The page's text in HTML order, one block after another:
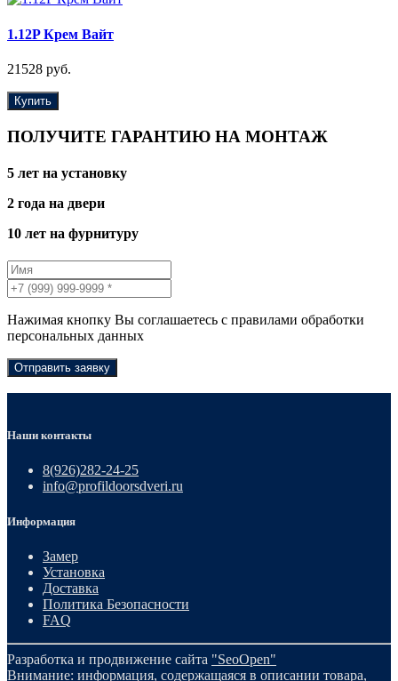
1.12P Крем Вайт
21528 руб.
Купить
ПОЛУЧИТЕ ГАРАНТИЮ НА МОНТАЖ
5 лет на установку
2 года на двери
10 лет на фурнитуру
Нажимая кнопку Вы соглашаетесь с правилами обработки
персональных данных
Отправить заявку
Наши контакты
8(926)282-24-25
info@profildoorsdveri.ru
Информация
Замер
Установка
Доставка
Политика Безопасности
FAQ
Разработка и продвижение сайта "SeoOpen"
Внимание: информация, содержащаяся в описании товара,